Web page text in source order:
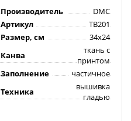
Производитель
DMC
Артикул
TB201
Размер, см
34х24
Канва
ткань с
принтом
Заполнение
частичное
Техника
вышивка
гладью